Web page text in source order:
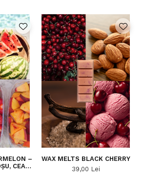
–
CEARĂ
WAX MELTS BLACK CHERRY
39,00 Lei